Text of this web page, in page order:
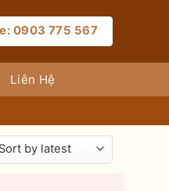
0903 775 567
Liên Hệ